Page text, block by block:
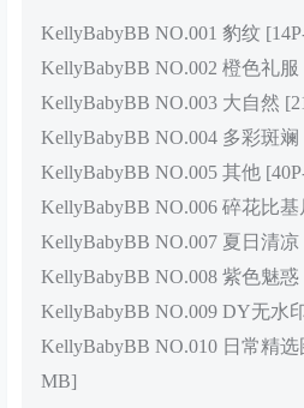
KellyBabyBB NO.001 豹纹
KellyBabyBB NO.002 橙色礼服
KellyBabyBB NO.003 大自然
KellyBabyBB NO.004 多彩斑斓
KellyBabyBB NO.005 其他
KellyBabyBB NO.006 碎花比基
KellyBabyBB NO.007 夏日清凉
KellyBabyBB NO.008 紫色魅惑
KellyBabyBB NO.009 DY无水
KellyBabyBB NO.010 日常精选
MB]